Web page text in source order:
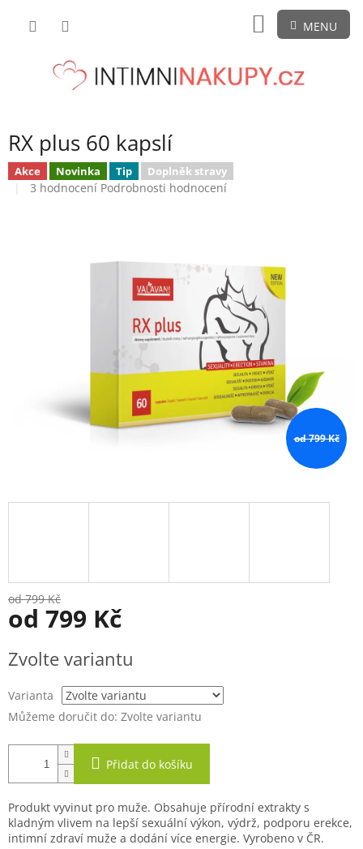
NÁKUPNÍ
KOŠÍK
RX plus 60 kapslí
Akce Novinka Tip Doplněk stravy
Průměrné
3 hodnocení Podrobnosti hodnocení
od 799 Kč
od 799 Kč
od 799 Kč
cena:
Zvolte variantu
Varianta
Můžeme doručit do: Zvolte variantu
Přidat do košíku
Produkt vyvinut pro muže. Obsahuje přírodní extrakty s
kladným vlivem na lepší sexuální výkon, výdrž, podporu erekce,
intimní zdraví muže a dodání více energie. Vyrobeno v ČR.